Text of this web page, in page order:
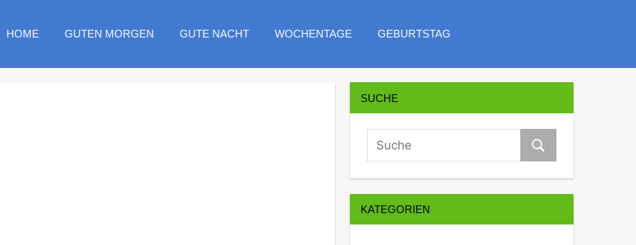
HOME GUTEN MORGEN GUTE NACHT WOCHENTAGE GEBURTSTAG
SUCHE
KATEGORIEN